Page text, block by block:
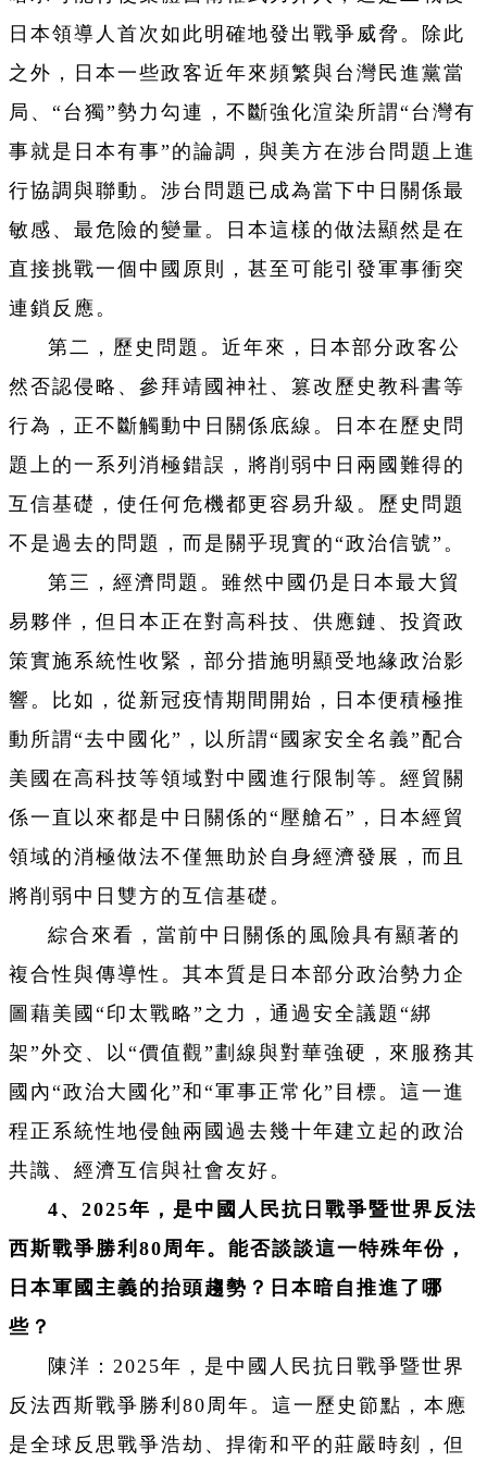
日本領導人首次如此明確地發出戰爭威脅。除此
之外，日本一些政客近年來頻繁與台灣民進黨當
局、“台獨”勢力勾連，不斷強化渲染所謂“台灣有
事就是日本有事”的論調，與美方在涉台問題上進
行協調與聯動。涉台問題已成為當下中日關係最
敏感、最危險的變量。日本這樣的做法顯然是在
直接挑戰一個中國原則，甚至可能引發軍事衝突
連鎖反應。
第二，歷史問題。近年來，日本部分政客公
然否認侵略、參拜靖國神社、篡改歷史教科書等
行為，正不斷觸動中日關係底線。日本在歷史問
題上的一系列消極錯誤，將削弱中日兩國難得的
互信基礎，使任何危機都更容易升級。歷史問題
不是過去的問題，而是關乎現實的“政治信號”。
第三，經濟問題。雖然中國仍是日本最大貿
易夥伴，但日本正在對高科技、供應鏈、投資政
策實施系統性收緊，部分措施明顯受地緣政治影
響。比如，從新冠疫情期間開始，日本便積極推
動所謂“去中國化”，以所謂“國家安全名義”配合
美國在高科技等領域對中國進行限制等。經貿關
係一直以來都是中日關係的“壓艙石”，日本經貿
領域的消極做法不僅無助於自身經濟發展，而且
將削弱中日雙方的互信基礎。
綜合來看，當前中日關係的風險具有顯著的
複合性與傳導性。其本質是日本部分政治勢力企
圖藉美國“印太戰略”之力，通過安全議題“綁
架”外交、以“價值觀”劃線與對華強硬，來服務其
國內“政治大國化”和“軍事正常化”目標。這一進
程正系統性地侵蝕兩國過去幾十年建立起的政治
共識、經濟互信與社會友好。
4、2025年，是中國人民抗日戰爭暨世界反法
西斯戰爭勝利80周 年。能否談談這一特殊年份，
日本軍國主義的抬頭趨勢？日本暗自推進了哪
些？
陳洋：2025年，是中國人民抗日戰爭暨世界
反法西斯戰爭勝利80周年。這一歷史節點，本應
是全球反思戰爭浩劫、捍衛和平的莊嚴時刻，但